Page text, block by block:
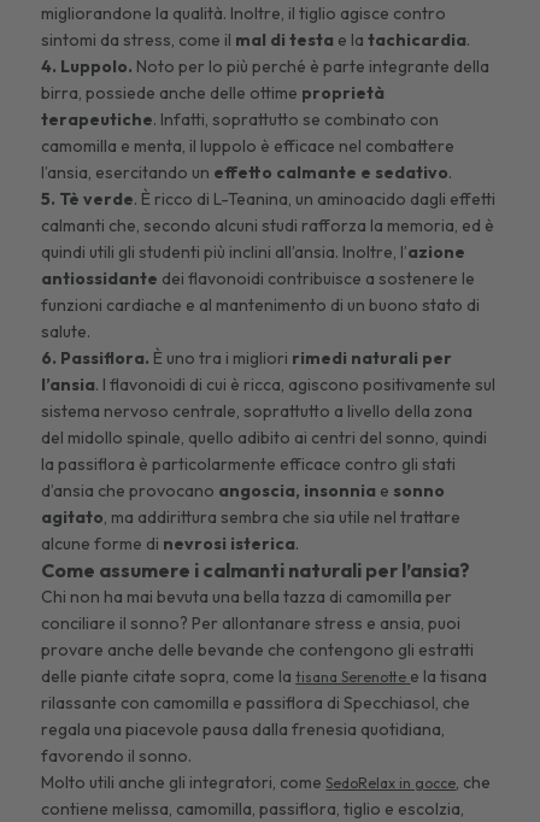
migliorandone la qualità. Inoltre, il tiglio agisce contro
sintomi da stress, come il mal di testa e latachicardia.
4. Luppolo. Noto per lo più perché è parte integrante della
birra, possiede anche delle ottime proprietà
terapeutiche. Infatti, soprattutto se combinato con
camomilla e menta, il luppolo è efficace nel combattere
l’ansia, esercitando un effetto calmante e sedativo.
5. Tè verde. È ricco di L-Teanina, un aminoacido dagli effetti
calmanti che, secondo alcuni studi rafforza la memoria, ed è
quindi utili gli studenti più inclini all’ansia. Inoltre, l’azione
antiossidante dei flavonoidi contribuisce a sostenere le
funzioni cardiache e al mantenimento di un buono stato di
salute.
6. Passiflora. È uno tra i migliori rimedi naturali per
l’ansia. I flavonoidi di cui è ricca, agiscono positivamente sul
sistema nervoso centrale, soprattutto a livello della zona
del midollo spinale, quello adibito ai centri del sonno, quindi
la passiflora è particolarmente efficace contro gli stati
d’ansia che provocano angoscia, insonnia e sonno
agitato, ma addirittura sembra che sia utile nel trattare
alcune forme di nevrosi isterica.
Come assumere i calmanti naturali per l’ansia?
Chi non ha mai bevuta una bella tazza di camomilla per
conciliare il sonno? Per allontanare stress e ansia, puoi
provare anche delle bevande che contengono gli estratti
delle piante citate sopra, come latisana Serenotte e la tisana
rilassante con camomilla e passiflora di Specchiasol, che
regala una piacevole pausa dalla frenesia quotidiana,
favorendo il sonno.
Molto utili anche gli integratori, comeSedoRelax in gocce, che
contiene melissa, camomilla, passiflora, tiglio e escolzia,